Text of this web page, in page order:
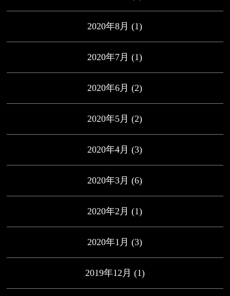
2020年8月 (1)
2020年7月 (1)
2020年6月 (2)
2020年5月 (2)
2020年4月 (3)
2020年3月 (6)
2020年2月 (1)
2020年1月 (3)
2019年12月 (1)